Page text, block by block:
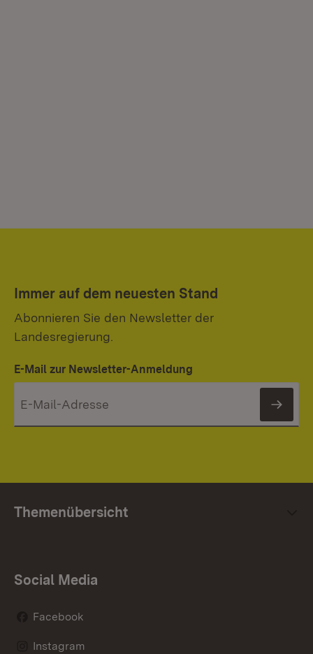
Immer auf dem neuesten Stand
Abonnieren Sie den Newsletter der
Landesregierung.
E-Mail zur Newsletter-Anmeldung
Themenübersicht
Social Media
Facebook
Instagram